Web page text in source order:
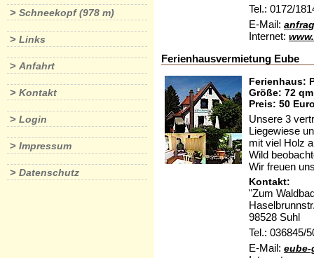
> Schneekopf (978 m)
> Links
> Anfahrt
> Kontakt
> Login
> Impressum
> Datenschutz
Tel.: 0172/
E-Mail:
Internet:
Ferienhausvermietung Eube
Ferienhaus:
Größe: 72 qm
Preis: 50
Unsere 3
Liegewiese
mit viel Holz
Wild
Wir freuen
Kontakt:
"Zum
98528 Suhl
Tel.: 036845/
E-Mail: eube-